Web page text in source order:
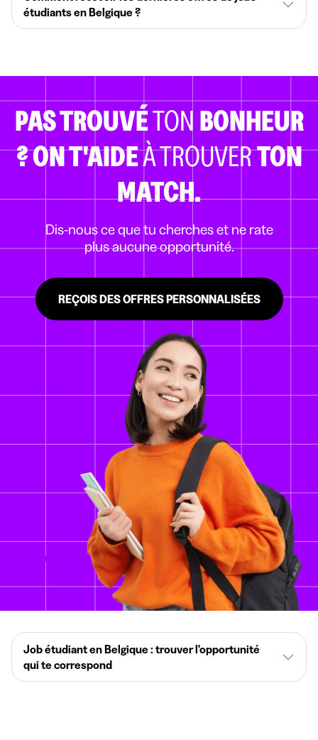
étudiants en Belgique ?
PAS TROUVÉTON BONHEUR
?ON T'AIDEÀ TROUVERTON
MATCH.
Dis-nous ce que tu cherches et ne rate
plus aucune opportunité.
REÇOIS DES OFFRES PERSONNALISÉES
Job étudiant en Belgique : trouver l'opportunité
qui te correspond